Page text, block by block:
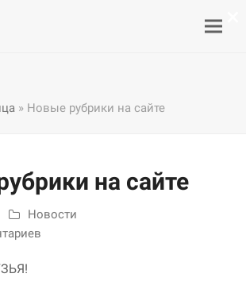
» Новые рубрики на сайте
на сайте
Новости